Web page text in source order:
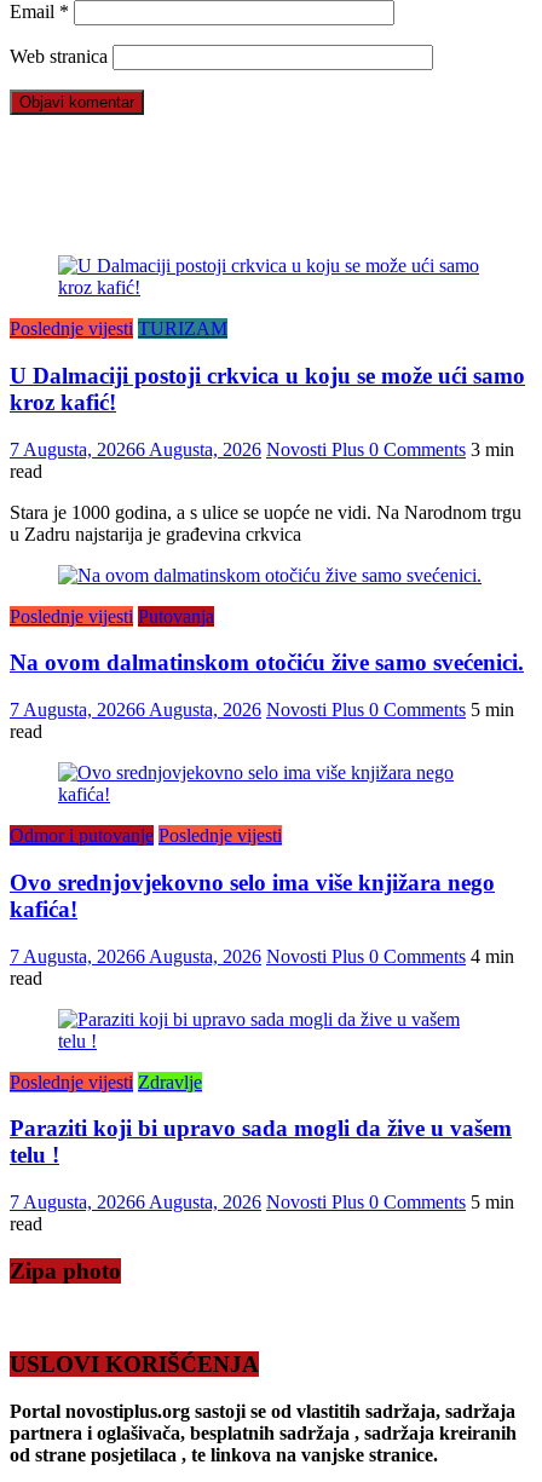
Email *
Web stranica
Poslednje vijesti TURIZAM
U Dalmaciji postoji crkvica u koju se može ući samo
kroz kafić!
7 Augusta, 20266 Augusta, 2026 Novosti Plus 0 Comments 3 min
read
Stara je 1000 godina, a s ulice se uopće ne vidi. Na Narodnom trgu
u Zadru najstarija je građevina crkvica
Poslednje vijesti Putovanja
Na ovom dalmatinskom otočiću žive samo svećenici.
7 Augusta, 20266 Augusta, 2026 Novosti Plus 0 Comments 5 min
read
Odmor i putovanje Poslednje vijesti
Ovo srednjovjekovno selo ima više knjižara nego
kafića!
7 Augusta, 20266 Augusta, 2026 Novosti Plus 0 Comments 4 min
read
Poslednje vijesti Zdravlje
Paraziti koji bi upravo sada mogli da žive u vašem
telu !
7 Augusta, 20266 Augusta, 2026 Novosti Plus 0 Comments 5 min
read
Zipa photo
USLOVI KORIŠĆENJA
Portal novostiplus.org sastoji se od vlastitih sadržaja, sadržaja
partnera i oglašivača, besplatnih sadržaja , sadržaja kreiranih
od strane posjetilaca , te linkova na vanjske stranice.